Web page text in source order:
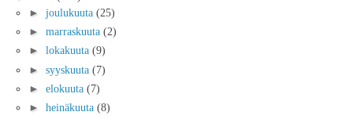
► joulukuuta (25)
► marraskuuta (2)
► lokakuuta (9)
► syyskuuta (7)
► elokuuta (7)
► heinäkuuta (8)